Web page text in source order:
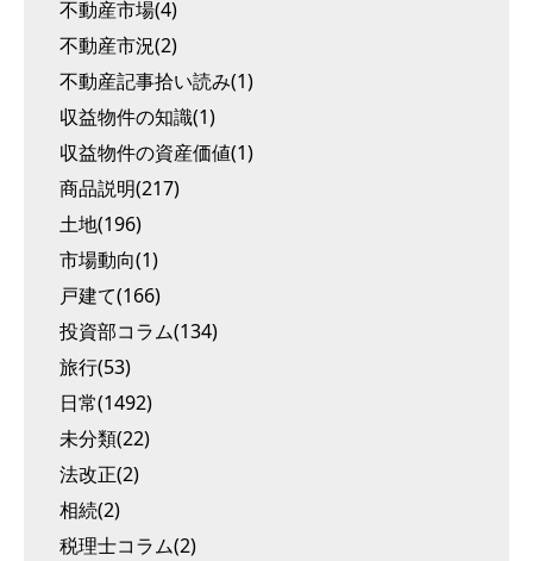
不動産市場(4)
不動産市況(2)
不動産記事拾い読み(1)
収益物件の知識(1)
収益物件の資産価値(1)
商品説明(217)
土地(196)
市場動向(1)
戸建て(166)
投資部コラム(134)
旅行(53)
日常(1492)
未分類(22)
法改正(2)
相続(2)
税理士コラム(2)